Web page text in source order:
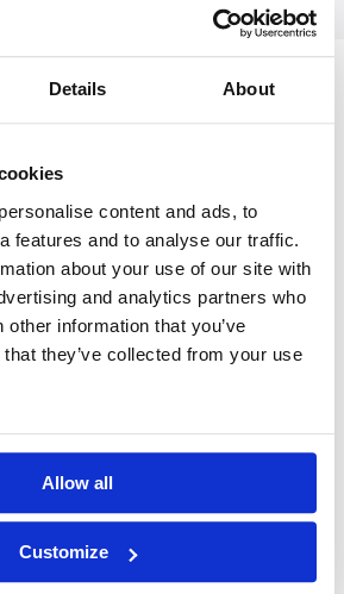
Details About
content and ads, to
features and to analyse our traffic.
about your use of our site with
and analytics partners who
information that you’ve
they’ve collected from your use
Allow all
Customize
| SKB
(PSBK) | CPION